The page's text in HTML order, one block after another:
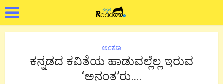
ಅಂಕಣ
ಕನ್ನಡದ ಕವಿತೆಯ ಹಾಡುವಲ್ಲೆಲ್ಲ ಇರುವ
‘ಅನಂತ’ರು….